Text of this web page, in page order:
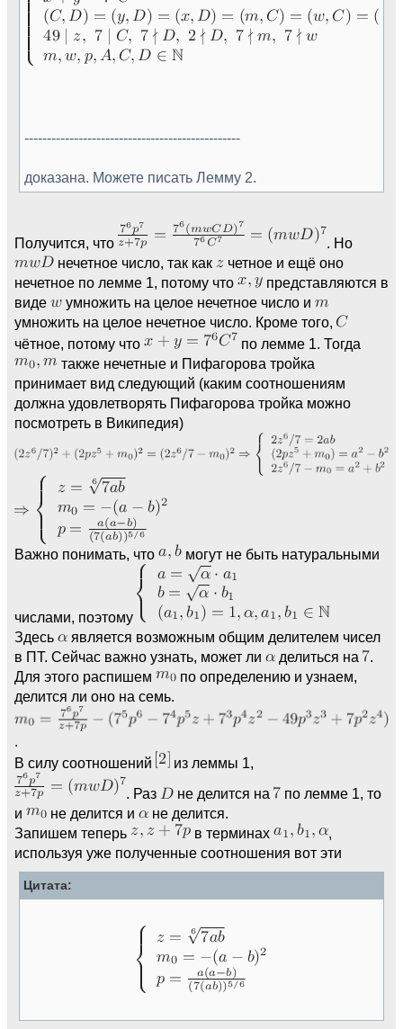
------------------------------------------------
доказана. Можете писать Лемму 2.
Получится, что
. Но
нечетное число, так как
четное и ещё оно
нечетное по лемме 1, потому что
представляются в
виде
умножить на целое нечетное число и
умножить на целое нечетное число. Кроме того,
чётное, потому что
по лемме 1. Тогда
также нечетные и Пифагорова тройка
принимает вид следующий (каким соотношениям
должна удовлетворять Пифагорова тройка можно
посмотреть в Википедия)
Важно понимать, что могут не быть натуральными
числами, поэтому
Здесь
является возможным общим делителем чисел
в ПТ. Сейчас важно узнать, может ли
делиться на
.
Для этого распишем
по определению и узнаем,
делится ли оно на семь.
.
В силу соотношений
из леммы 1,
. Раз
не делится на
по лемме 1, то
и
не делится и
не делится.
Запишем теперь
в терминах
,
используя уже полученные соотношения вот эти
Цитата: